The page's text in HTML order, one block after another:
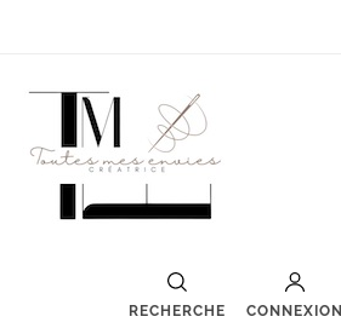
Toutes mes envies
Couture, accessoires, mode, bijoux …
RECHERCHE CONNEXION